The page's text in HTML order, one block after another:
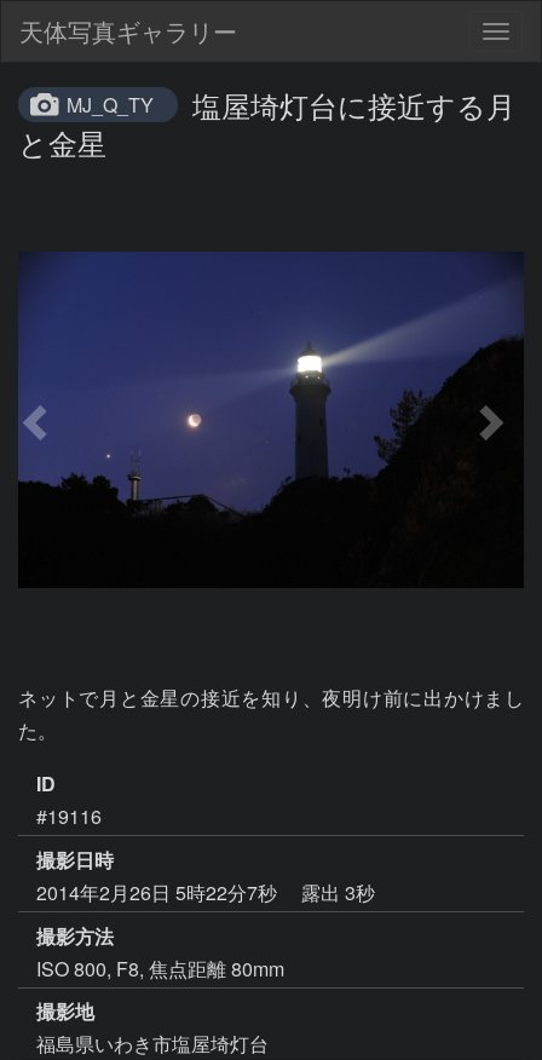
天体写真ギャラリー
MJ_Q_TY
塩屋埼灯台に接近する月
と金星
ネットで月と金星の接近を知り、夜明け前に出かけまし
た。
ID
#19116
撮影日時
2014年2月26日 5時22分7秒
露出 3秒
撮影方法
ISO 800, F8, 焦点距離 80mm
撮影地
福島県いわき市塩屋埼灯台